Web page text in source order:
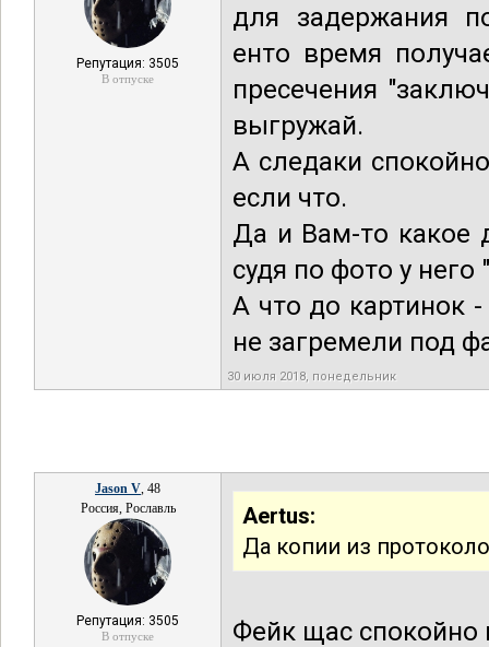
Репутация: 3505
В отпуске
для задержания
енто время
пресечения
выгружай.
А следаки
если что.
Да и Вам-то какое
судя по фото у
А что до картинок
не загремели под
30 июля 2018, понедельник
Jason V, 48
Россия, Рославль
Репутация: 3505
В отпуске
Aertus:
Да копии из
Фейк щас